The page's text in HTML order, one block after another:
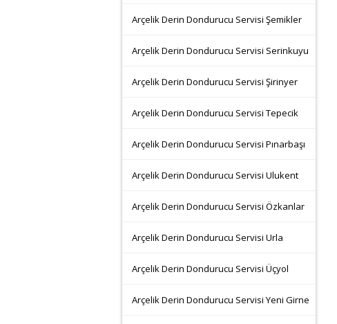
Arçelik Derin Dondurucu Servisi Şemikler
Arçelik Derin Dondurucu Servisi Serinkuyu
Arçelik Derin Dondurucu Servisi Şirinyer
Arçelik Derin Dondurucu Servisi Tepecik
Arçelik Derin Dondurucu Servisi Pınarbaşı
Arçelik Derin Dondurucu Servisi Ulukent
Arçelik Derin Dondurucu Servisi Özkanlar
Arçelik Derin Dondurucu Servisi Urla
Arçelik Derin Dondurucu Servisi Üçyol
Arçelik Derin Dondurucu Servisi Yeni Girne